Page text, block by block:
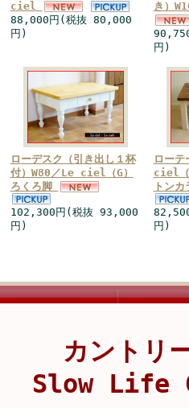
ciel
88,000円(税抜 80,000
円)
き）
円)
ローデスク（引き出し１杯
付）W80／Le ciel（G）
ろくろ脚
102,300円(税抜 93,000
円)
ローテ
ciel（
トン
円)
カントリ
Slow Life